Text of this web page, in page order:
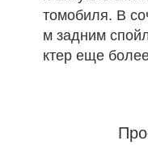
томобиля. В
м задним
ктер еще